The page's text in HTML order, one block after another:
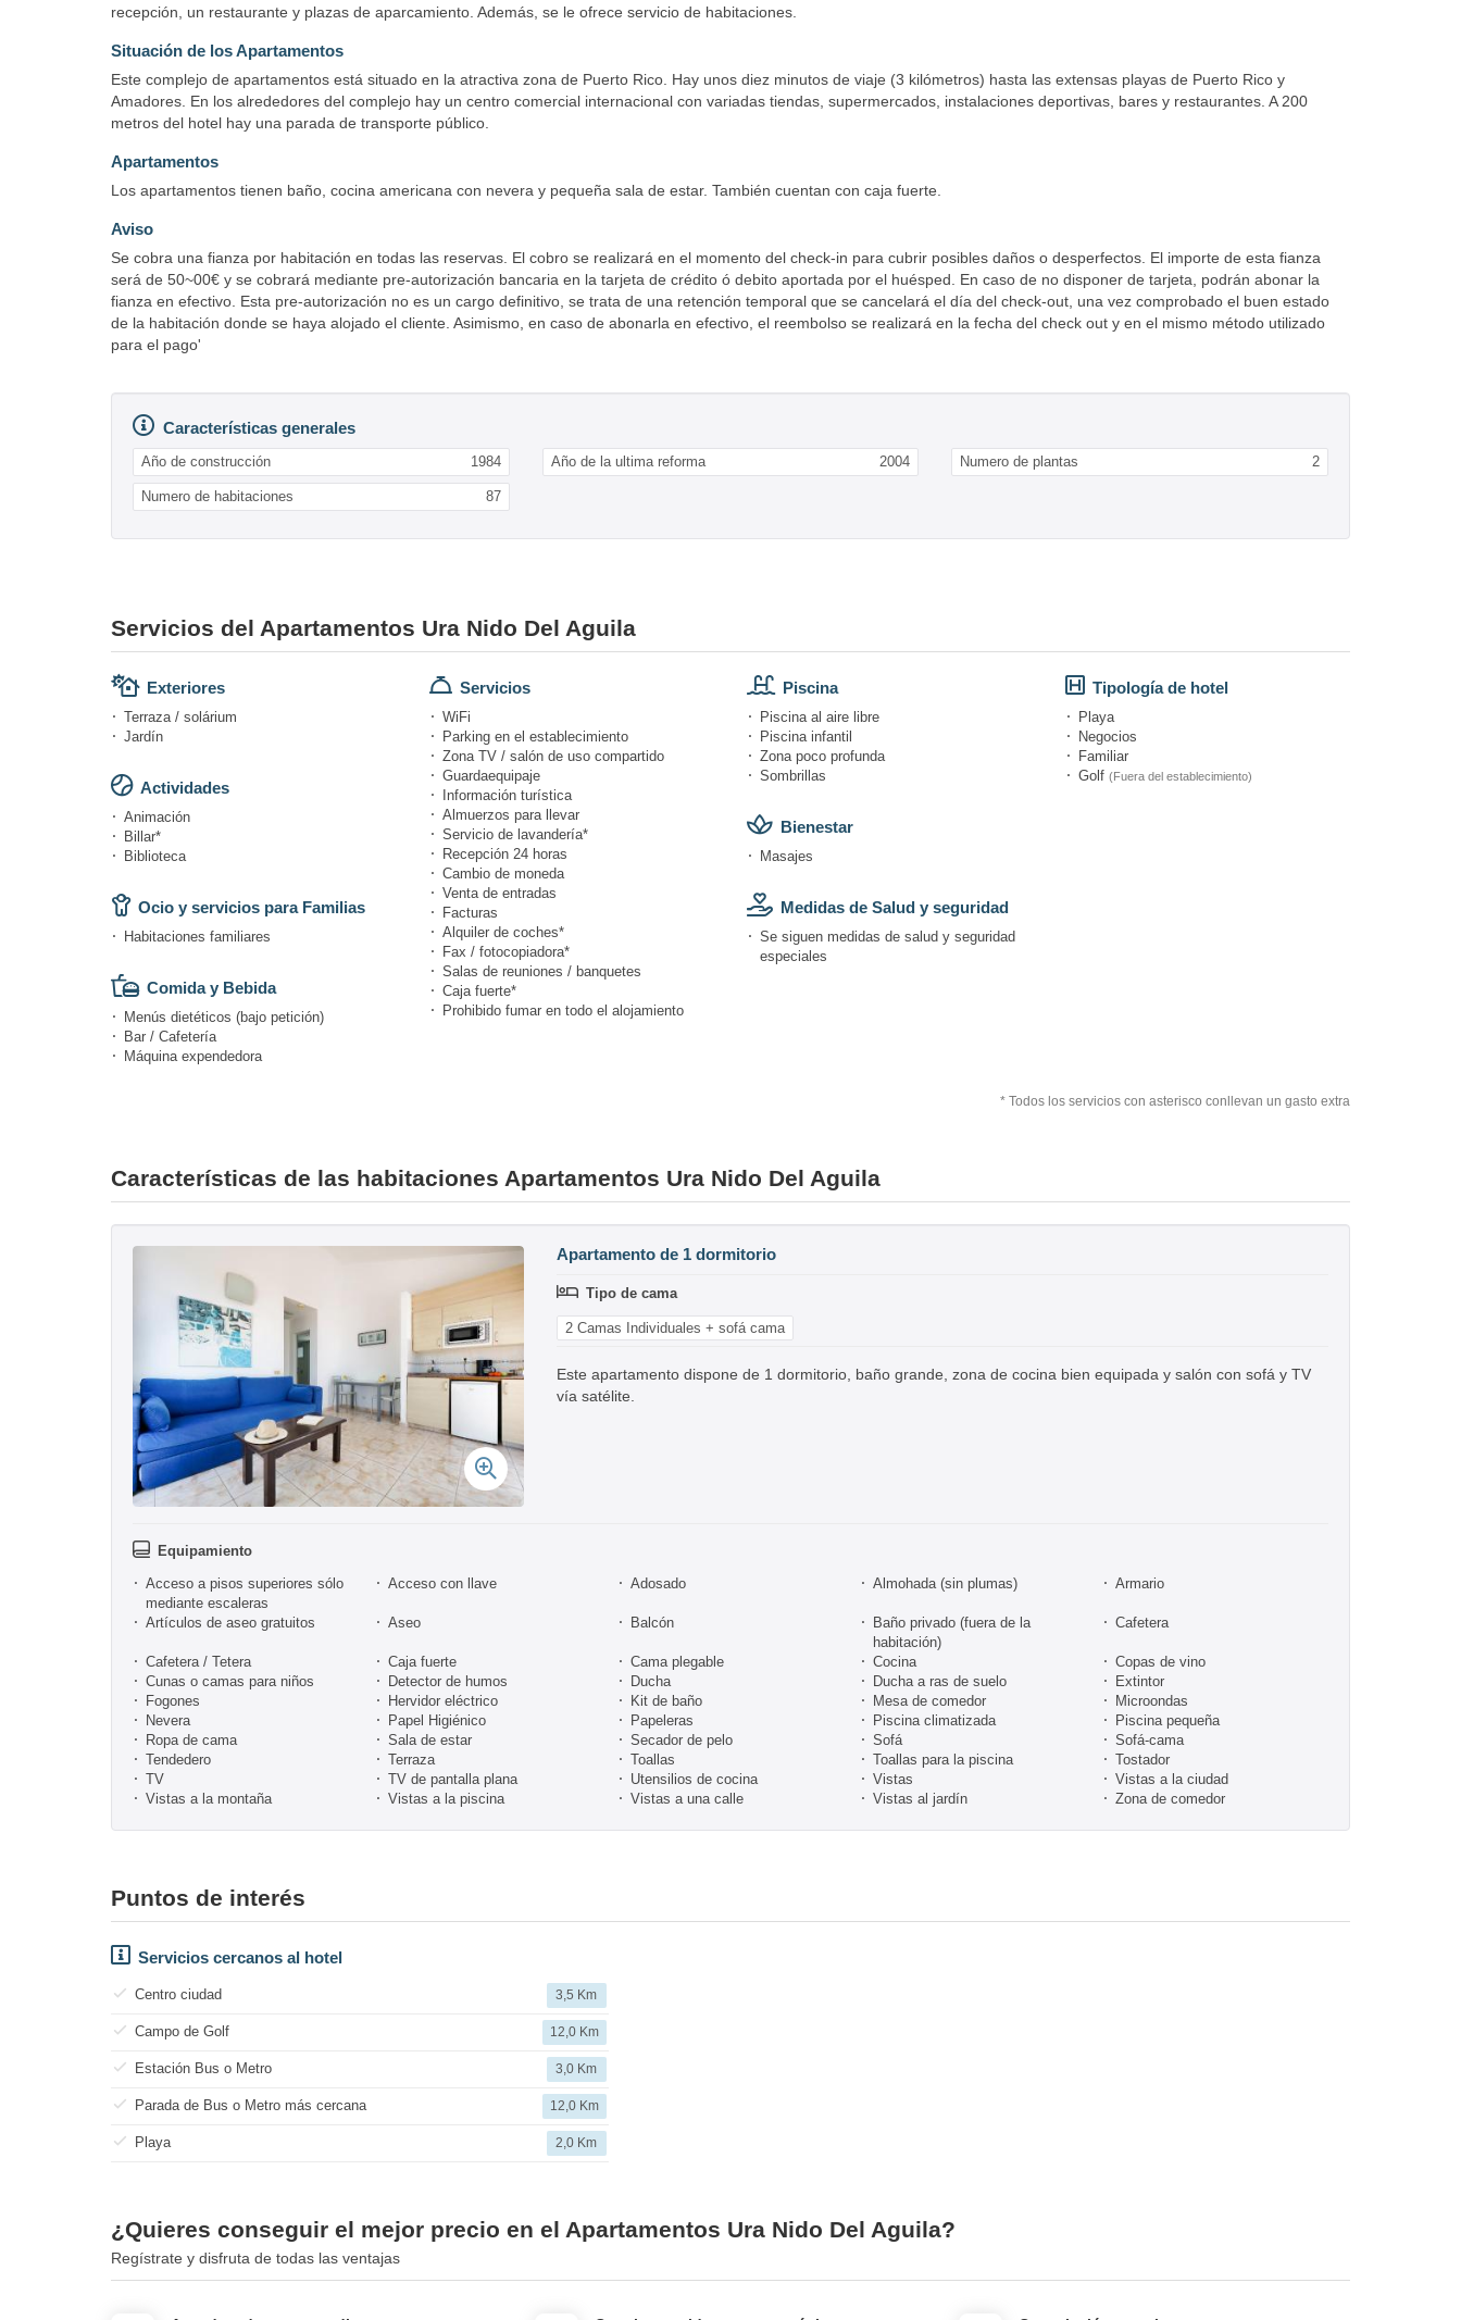
recepción, un restaurante y plazas de aparcamiento. Además, se le ofrece servicio de habitaciones.
Situación de los Apartamentos
Este complejo de apartamentos está situado en la atractiva zona de Puerto Rico. Hay unos diez minutos de viaje (3 kilómetros) hasta las extensas playas de Puerto Rico y
Amadores. En los alrededores del complejo hay un centro comercial internacional con variadas tiendas, supermercados, instalaciones deportivas, bares y restaurantes. A 200
metros del hotel hay una parada de transporte público.
Apartamentos
Los apartamentos tienen baño, cocina americana con nevera y pequeña sala de estar. También cuentan con caja fuerte.
Aviso
Se cobra una fianza por habitación en todas las reservas. El cobro se realizará en el momento del check-in para cubrir posibles daños o desperfectos. El importe de esta fianza
será de 50~00€ y se cobrará mediante pre-autorización bancaria en la tarjeta de crédito ó debito aportada por el huésped. En caso de no disponer de tarjeta, podrán abonar la
fianza en efectivo. Esta pre-autorización no es un cargo definitivo, se trata de una retención temporal que se cancelará el día del check-out, una vez comprobado el buen estado
de la habitación donde se haya alojado el cliente. Asimismo, en caso de abonarla en efectivo, el reembolso se realizará en la fecha del check out y en el mismo método utilizado
para el pago'
Características generales
Año de construcción 1984 Año de la ultima reforma 2004 Numero de plantas 2
Numero de habitaciones 87
Servicios del Apartamentos Ura Nido Del Aguila
Exteriores
Terraza / solárium
Jardín
Actividades
Animación
Billar*
Biblioteca
Ocio y servicios para Familias
Habitaciones familiares
Comida y Bebida
Menús dietéticos (bajo petición)
Bar / Cafetería
Máquina expendedora
Servicios
WiFi
Parking en el establecimiento
Zona TV / salón de uso compartido
Guardaequipaje
Información turística
Almuerzos para llevar
Servicio de lavandería*
Recepción 24 horas
Cambio de moneda
Venta de entradas
Facturas
Alquiler de coches*
Fax / fotocopiadora*
Salas de reuniones / banquetes
Caja fuerte*
Prohibido fumar en todo el alojamiento
Piscina
Piscina al aire libre
Piscina infantil
Zona poco profunda
Sombrillas
Bienestar
Masajes
Medidas de Salud y seguridad
Se siguen medidas de salud y seguridad
especiales
Tipología de hotel
Playa
Negocios
Familiar
Golf (Fuera del establecimiento)
* Todos los servicios con asterisco conllevan un gasto extra
Características de las habitaciones Apartamentos Ura Nido Del Aguila
Apartamento de 1 dormitorio
Tipo de cama
2 Camas Individuales + sofá cama
Este apartamento dispone de 1 dormitorio, baño grande, zona de cocina bien equipada y salón con sofá y TV
vía satélite.
Equipamiento
Acceso a pisos superiores sólo
mediante escaleras
Acceso con llave Adosado Almohada (sin plumas) Armario
Artículos de aseo gratuitos Aseo Balcón
Baño privado (fuera de la
habitación)
Cafetera
Cafetera / Tetera Caja fuerte Cama plegable Cocina
Copas de vino
Cunas o camas para niños
Detector de humos Ducha Ducha a ras de suelo
Extintor
Fogones
Hervidor eléctrico Kit de baño Mesa de comedor
Microondas
Nevera
Papel Higiénico Papeleras Piscina climatizada
Piscina pequeña
Ropa de cama
Sala de estar Secador de pelo Sofá
Sofá-cama
Tendedero
Terraza Toallas Toallas para la piscina
Tostador
TV
TV de pantalla plana Utensilios de cocina Vistas
Vistas a la ciudad
Vistas a la montaña
Vistas a la piscina Vistas a una calle Vistas al jardín Zona de comedor
Puntos de interés
Servicios cercanos al hotel
Centro ciudad 3,5 Km
Campo de Golf 12,0 Km
Estación Bus o Metro 3,0 Km
Parada de Bus o Metro más cercana 12,0 Km
Playa 2,0 Km
¿Quieres conseguir el mejor precio en el Apartamentos Ura Nido Del Aguila?
Regístrate y disfruta de todas las ventajas